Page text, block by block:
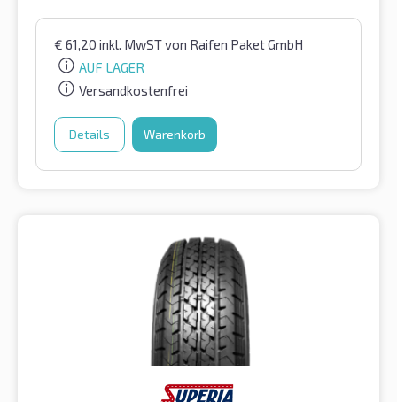
€ 61,20 inkl. MwSTvon Raifen Paket GmbH
AUF LAGER
Versandkostenfrei
Details Warenkorb